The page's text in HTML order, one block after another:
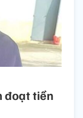
đoạt tiền